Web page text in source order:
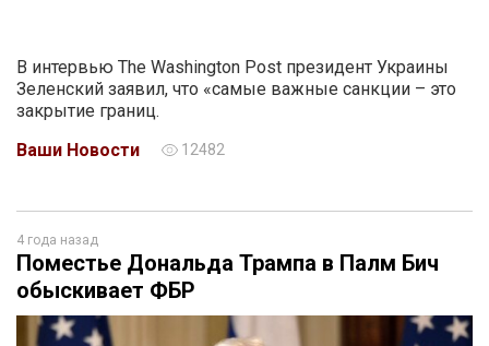
В интервью The Washington Post президент Украины
Зеленский заявил, что «самые важные санкции – это
закрытие границ.
Ваши Новости
12482
4 года назад
Поместье Дональда Трампа в Палм Бич
обыскивает ФБР